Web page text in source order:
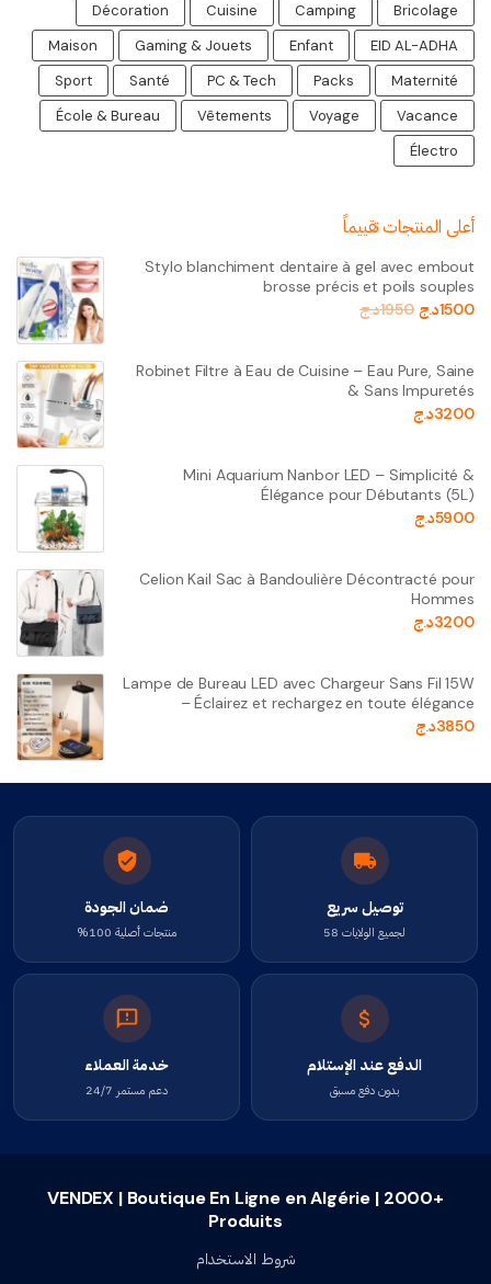
Bricolage
Camping
Cuisine
Décoration
EID AL-ADHA
Enfant
Gaming & Jouets
Maison
Maternité
Packs
PC & Tech
Santé
Sport
Vacance
Voyage
Vêtements
École & Bureau
Électro
أعلى المنتجات تقييماً
Stylo blanchiment dentaire à gel avec embout
brosse précis et poils souples
1500د.ج 1950د.ج
Robinet Filtre à Eau de Cuisine – Eau Pure, Saine
& Sans Impuretés
3200د.ج
Mini Aquarium Nanbor LED – Simplicité &
Élégance pour Débutants (5L)
5900د.ج
Celion Kail Sac à Bandoulière Décontracté pour
Hommes
3200د.ج
Lampe de Bureau LED avec Chargeur Sans Fil 15W
– Éclairez et rechargez en toute élégance
3850د.ج
توصيل سريع
لجميع الولايات 58
ضمان الجودة
منتجات أصلية 100%
الدفع عند الإستلام
بدون دفع مسبق
خدمة العملاء
دعم مستمر 24/7
VENDEX | Boutique En Ligne en Algérie | 2000+
Produits
شروط الاستخدام